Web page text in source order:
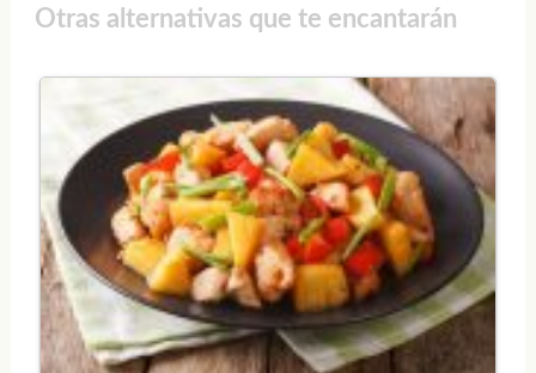
Otras alternativas que te encantarán